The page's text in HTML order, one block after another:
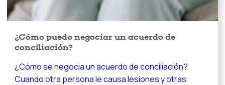
¿Cómo puedo negociar un acuerdo de
conciliación?
¿Cómo se negocia un acuerdo de conciliación?
Cuando otra persona le causa lesiones y otras